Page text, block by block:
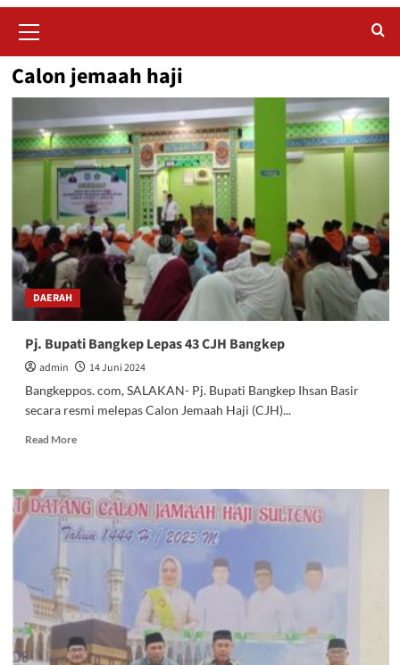
Menu
Calon jemaah haji
DAERAH
Pj. Bupati Bangkep Lepas 43 CJH Bangkep
admin
14 Juni 2024
Bangkeppos. com, SALAKAN- Pj. Bupati Bangkep Ihsan Basir
secara resmi melepas Calon Jemaah Haji (CJH)...
Read MoreRead
Pj.
Bupati
Bangkep
Lepas
Bangkep